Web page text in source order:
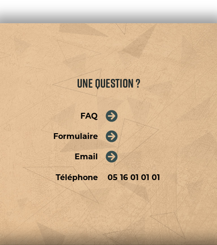
Une question ?
FAQ
Formulaire
Email
Téléphone 05 16 01 01 01